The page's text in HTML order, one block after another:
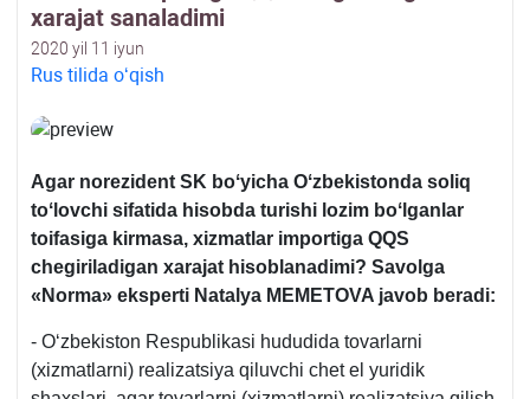
хarajat sanaladimi
2020 yil 11 iyun
Rus tilida oʻqish
Agar norezident SK boʻyicha Oʻzbekistonda soliq
toʻlovchi sifatida hisobda turishi lozim boʻlganlar
toifasiga kirmasa, хizmatlar importiga QQS
chegiriladigan хarajat hisoblanadimi? Savolga
«Norma» eksperti Natalya MEMETOVA javob beradi:
- Oʻzbekiston Respublikasi hududida tovarlarni
(хizmatlarni) realizatsiya qiluvchi chet el yuridik